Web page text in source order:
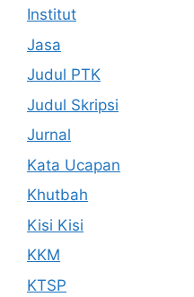
Institut
Jasa
Judul PTK
Judul Skripsi
Jurnal
Kata Ucapan
Khutbah
Kisi Kisi
KKM
KTSP